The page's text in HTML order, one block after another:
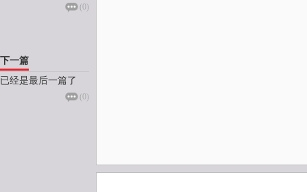
(0)
下一篇
已经是最后一篇了
(0)